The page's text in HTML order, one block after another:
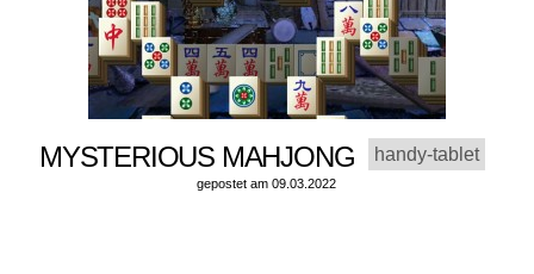
MYSTERIOUS MAHJONG handy-tablet
gepostet am 09.03.2022